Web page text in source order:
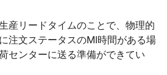
産リードタイムのことで、物理的
注文ステータスのMI時間がある場
センターに送る準備ができてい